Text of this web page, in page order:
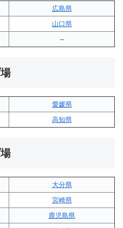
広島県
山口県
–
愛媛県
高知県
大分県
宮崎県
鹿児島県